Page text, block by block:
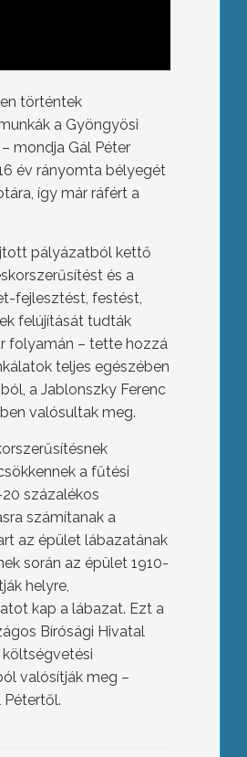
történtek
a Gyöngyösi
mondja Gál Péter
év rányomta bélyegét
így már ráfért a
pályázatból kettő
és a
fejlesztést, festést,
felújítását tudták
folyamán – tette hozzá
teljes egészében
a Jablonszky Ferenc
valósultak meg.
a fűtési
százalékos
számítanak a
az épület lábazatának
során az épület 1910-
helyre,
kap a lábazat. Ezt a
Bírósági Hivatal
valósítják meg –